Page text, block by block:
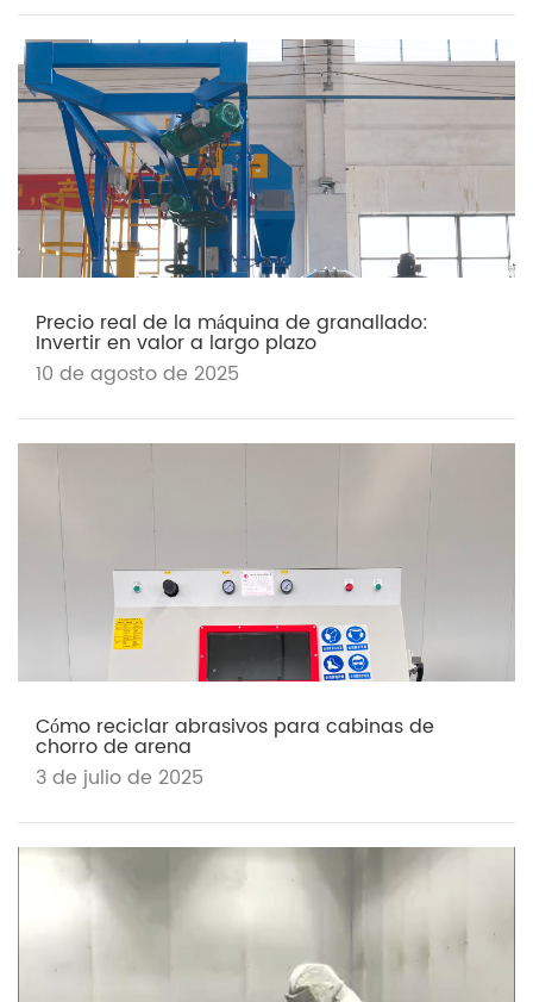
Precio real de la máquina de granallado:
Invertir en valor a largo plazo
10 de agosto de 2025
Cómo reciclar abrasivos para cabinas de
chorro de arena
3 de julio de 2025